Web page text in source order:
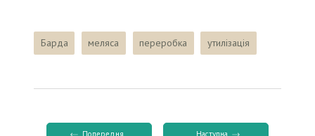
Барда меляса переробка утилізація
Попередня Наступна